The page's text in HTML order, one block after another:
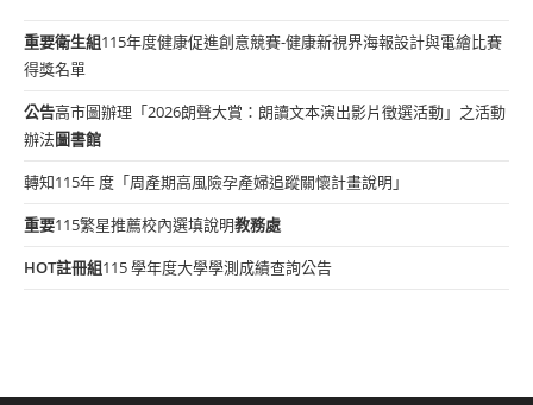
重要衛生組115年度健康促進創意競賽-健康新視界海報設計與電繪比賽
得獎名單
公告高市圖辦理「2026朗聲大賞：朗讀文本演出影片徵選活動」之活動
辦法圖書館
轉知115年 度「周產期高風險孕產婦追蹤關懷計畫說明」
重要115繁星推薦校內選填說明教務處
HOT註冊組115 學年度大學學測成績查詢公告